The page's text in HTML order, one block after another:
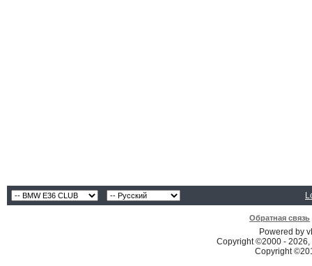
Обратная связь
Powered by
Copyright ©2000 -
Copyright